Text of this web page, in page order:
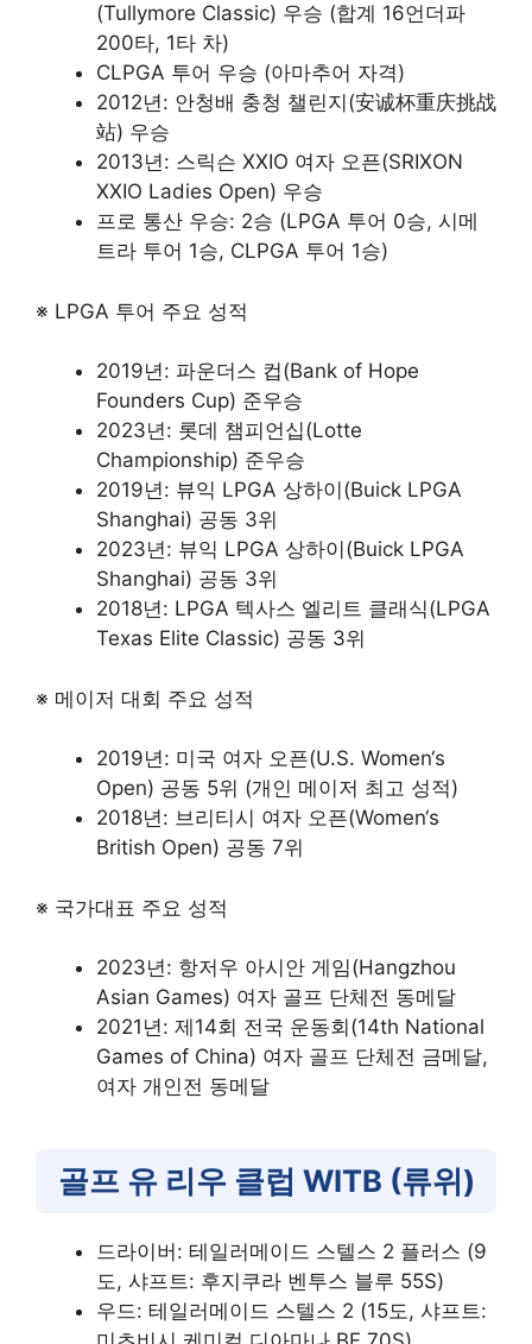
(Tullymore Classic) 우승 (합계 16언더파
200타, 1타 차)
CLPGA 투어 우승 (아마추어 자격)
2012년: 안청배 충청 챌린지(安诚杯重庆挑战
站) 우승
2013년: 스릭슨 XXIO 여자 오픈(SRIXON
XXIO Ladies Open) 우승
프로 통산 우승: 2승 (LPGA 투어 0승, 시메
트라 투어 1승, CLPGA 투어 1승)
※ LPGA 투어 주요 성적
2019년: 파운더스 컵(Bank of Hope
Founders Cup) 준우승
2023년: 롯데 챔피언십(Lotte
Championship) 준우승
2019년: 뷰익 LPGA 상하이(Buick LPGA
Shanghai) 공동 3위
2023년: 뷰익 LPGA 상하이(Buick LPGA
Shanghai) 공동 3위
2018년: LPGA 텍사스 엘리트 클래식(LPGA
Texas Elite Classic) 공동 3위
※ 메이저 대회 주요 성적
2019년: 미국 여자 오픈(U.S. Women‘s
Open) 공동 5위 (개인 메이저 최고 성적)
2018년: 브리티시 여자 오픈(Women‘s
British Open) 공동 7위
※ 국가대표 주요 성적
2023년: 항저우 아시안 게임(Hangzhou
Asian Games) 여자 골프 단체전 동메달
2021년: 제14회 전국 운동회(14th National
Games of China) 여자 골프 단체전 금메달,
여자 개인전 동메달
골프 유 리우 클럽 WITB (류위)
드라이버: 테일러메이드 스텔스 2 플러스 (9
도, 샤프트: 후지쿠라 벤투스 블루 55S)
우드: 테일러메이드 스텔스 2 (15도, 샤프트: